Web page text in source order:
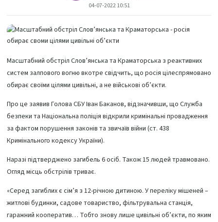
04-07-2022 10:51
Масштабний обстріл Слов’янська та Краматорська з реактивних
систем залпового вогню вкотре свідчить, що росія цілеспрямовано
обирає своїми цілями цивільні, а не військові об’єкти.
Про це заявив Голова СБУ Іван Баканов, відзначивши, що Служба
безпеки та Національна поліція відкрили кримінальні провадження
за фактом порушення законів та звичаїв війни (ст. 438
Кримінального кодексу України).
Наразі підтверджено загибель 6 осіб. Також 15 людей травмовано.
Огляд місць обстрілів триває.
«Серед загиблих є сім’я з 12-річною дитиною. У переліку мішеней –
житлові будинки, садове товариство, фільтрувальна станція,
гаражний кооператив… Тобто знову лише цивільні об’єкти, по яким